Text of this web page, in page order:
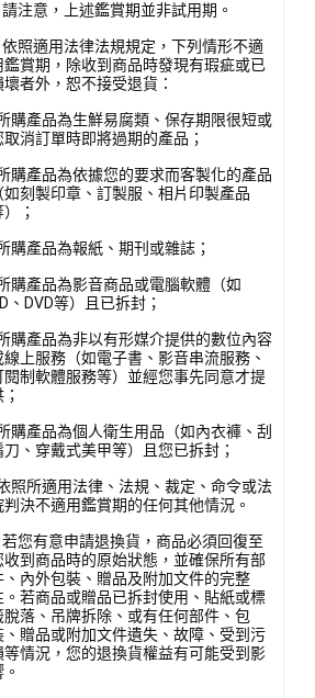
注意，上述鑑賞期並非試用期。
照適用法律法規規定，下列情形不適
鑑賞期，除收到商品時發現有瑕疵或已
壞者外，恕不接受退貨：
購產品為生鮮易腐類、保存期限很短或
取消訂單時即將過期的產品；
購產品為依據您的要求而客製化的產品
如刻製印章、訂製服、相片印製產品
；
購產品為報紙、期刊或雜誌；
購產品為影音商品或電腦軟體（如
、DVD等）且已拆封；
購產品為非以有形媒介提供的數位內容
線上服務（如電子書、影音串流服務、
閱制軟體服務等）並經您事先同意才提
購產品為個人衛生用品（如內衣褲、刮
刀、穿戴式美甲等）且您已拆封；
照所適用法律、法規、裁定、命令或法
判決不適用鑑賞期的任何其他情況。
您有意申請退換貨，商品必須回復至
收到商品時的原始狀態，並確保所有部
、內外包裝、贈品及附加文件的完整
。若商品或贈品已拆封使用、貼紙或標
脫落、吊牌拆除、或有任何部件、包
、贈品或附加文件遺失、故障、受到污
等情況，您的退換貨權益有可能受到影